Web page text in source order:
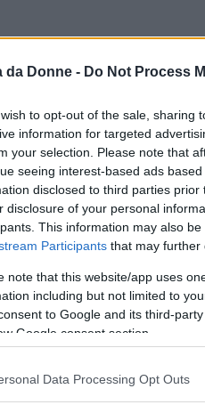
da Donne - Do Not Process
to opt-out of the sale, sharing
information for targeted
your selection. Please note that
seeing interest-based ads
disclosed to third parties
disclosure of your personal
This information may also
Participants that may further
note that this website/app uses
including but not limited to
to Google and its third-
Google consent section.
Data Processing Opt Outs